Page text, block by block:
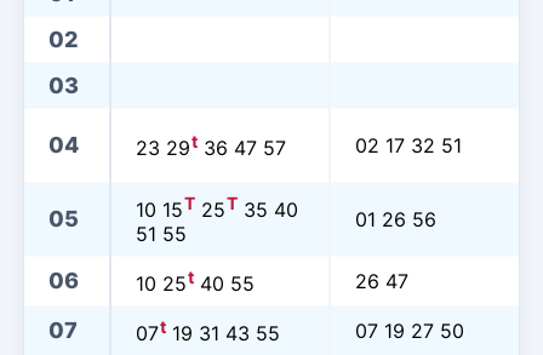
02
03
04 23 29t 36 47 57 02 17 32 51
05 10 15T 25T 35 40
51 55
01 26 56
06 10 25t 40 55 26 47
07 07t 19 31 43 55 07 19 27 50